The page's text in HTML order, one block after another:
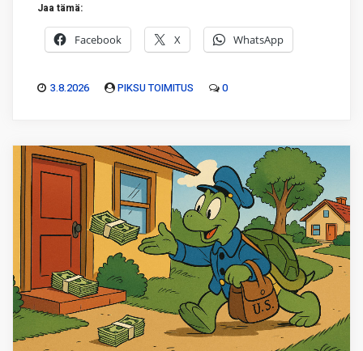
Jaa tämä:
Facebook X WhatsApp
3.8.2026 PIKSU TOIMITUS 0